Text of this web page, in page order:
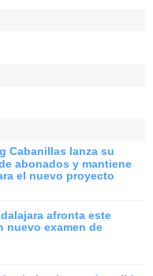
Cabanillas lanza su
abonados y mantiene
el nuevo proyecto
afronta este
nuevo examen de